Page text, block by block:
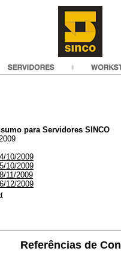
para Servidores SINCO
10/2009
10/2009
11/2009
12/2009
Referências de